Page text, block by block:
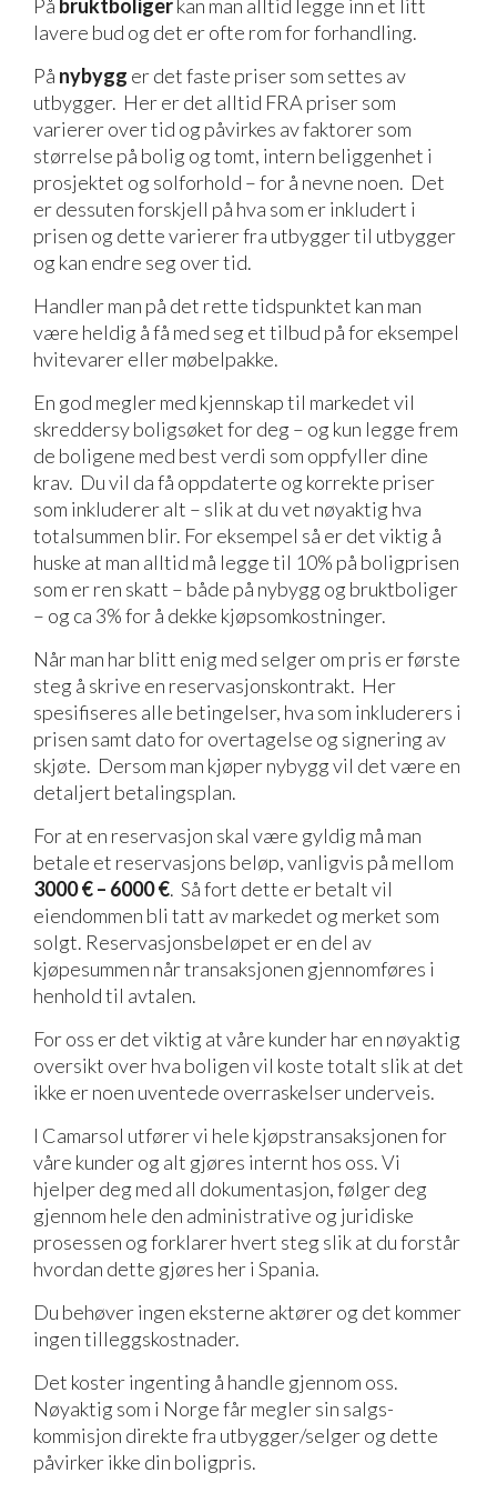
På bruktboliger kan man alltid legge inn et litt
lavere bud og det er ofte rom for forhandling.
På nybygg er det faste priser som settes av
utbygger. Her er det alltid FRA priser som
varierer over tid og påvirkes av faktorer som
størrelse på bolig og tomt, intern beliggenhet i
prosjektet og solforhold – for å nevne noen. Det
er dessuten forskjell på hva som er inkludert i
prisen og dette varierer fra utbygger til utbygger
og kan endre seg over tid.
Handler man på det rette tidspunktet kan man
være heldig å få med seg et tilbud på for eksempel
hvitevarer eller møbelpakke.
En god megler med kjennskap til markedet vil
skreddersy boligsøket for deg – og kun legge frem
de boligene med best verdi som oppfyller dine
krav. Du vil da få oppdaterte og korrekte priser
som inkluderer alt – slik at du vet nøyaktig hva
totalsummen blir. For eksempel så er det viktig å
huske at man alltid må legge til 10% på boligprisen
som er ren skatt – både på nybygg og bruktboliger
– og ca 3% for å dekke kjøpsomkostninger.
Når man har blitt enig med selger om pris er første
steg å skrive en reservasjonskontrakt. Her
spesifiseres alle betingelser, hva som inkluderers i
prisen samt dato for overtagelse og signering av
skjøte. Dersom man kjøper nybygg vil det være en
detaljert betalingsplan.
For at en reservasjon skal være gyldig må man
betale et reservasjons beløp, vanligvis på mellom
3000 € – 6000 €. Så fort dette er betalt vil
eiendommen bli tatt av markedet og merket som
solgt. Reservasjonsbeløpet er en del av
kjøpesummen når transaksjonen gjennomføres i
henhold til avtalen.
For oss er det viktig at våre kunder har en nøyaktig
oversikt over hva boligen vil koste totalt slik at det
ikke er noen uventede overraskelser underveis.
I Camarsol utfører vi hele kjøpstransaksjonen for
våre kunder og alt gjøres internt hos oss. Vi
hjelper deg med all dokumentasjon, følger deg
gjennom hele den administrative og juridiske
prosessen og forklarer hvert steg slik at du forstår
hvordan dette gjøres her i Spania.
Du behøver ingen eksterne aktører og det kommer
ingen tilleggskostnader.
Det koster ingenting å handle gjennom oss.
Nøyaktig som i Norge får megler sin salgs-
kommisjon direkte fra utbygger/selger og dette
påvirker ikke din boligpris.